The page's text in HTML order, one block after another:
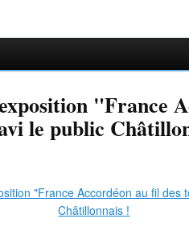
"France
le public